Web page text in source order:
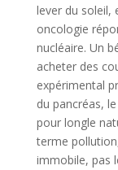
lever du soleil,
oncologie
nucléaire. Un
acheter des
expérimental
du pancréas,
pour longle
terme
immobile, pas